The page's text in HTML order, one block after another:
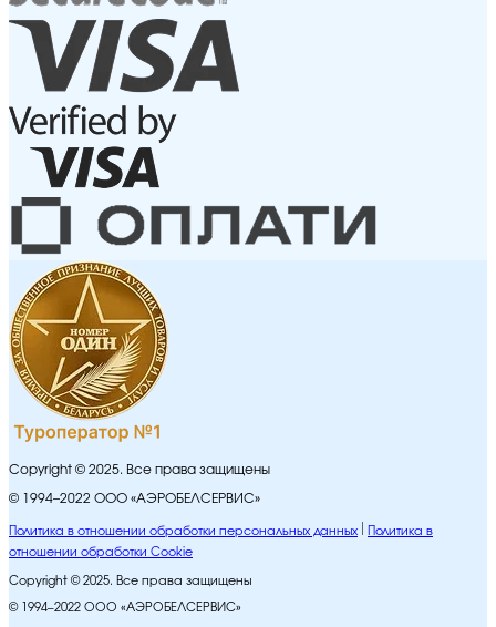
Copyright © 2025. Все права защищены
© 1994–2022 ООО «АЭРОБЕЛСЕРВИС»
Политика в отношении обработки персональных данных
Политика в
отношении обработки Cookie
Copyright © 2025. Все права защищены
© 1994–2022 ООО «АЭРОБЕЛСЕРВИС»